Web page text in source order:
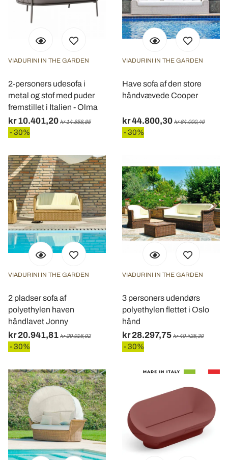
VIADURINI IN THE GARDEN
2-personers udesofa i
metal og stof med puder
fremstillet i Italien - Olma
kr 10.401,20 kr 14.858,85
- 30%
VIADURINI IN THE GARDEN
Have sofa af den store
håndvævede Cooper
kr 44.800,30 kr 64.000,49
- 30%
VIADURINI IN THE GARDEN
2 pladser sofa af
polyethylen haven
håndlavet Jonny
kr 20.941,81 kr 29.916,92
- 30%
VIADURINI IN THE GARDEN
3 personers udendørs
polyethylen flettet i Oslo
hånd
kr 28.297,75 kr 40.425,39
- 30%